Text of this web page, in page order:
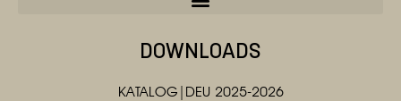
DOWNLOADS
KATALOG|DEU 2025-2026